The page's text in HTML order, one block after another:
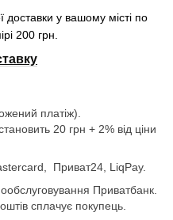
доставки у вашому місті по
200 грн.
платіж).
20 грн + 2% від ціни
Приват24, LiqPay.
Приватбанк.
сплачує покупець.